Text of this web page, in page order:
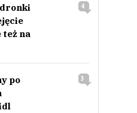
też na
4
po
3